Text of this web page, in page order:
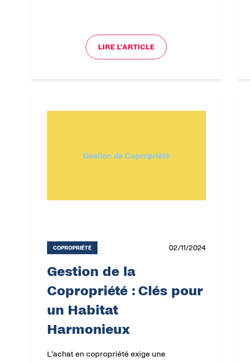
LIRE L’ARTICLE
COPROPRIÉTÉ 02/11/2024
Gestion de la
Copropriété : Clés pour
un Habitat
Harmonieux
L'achat en copropriété exige une